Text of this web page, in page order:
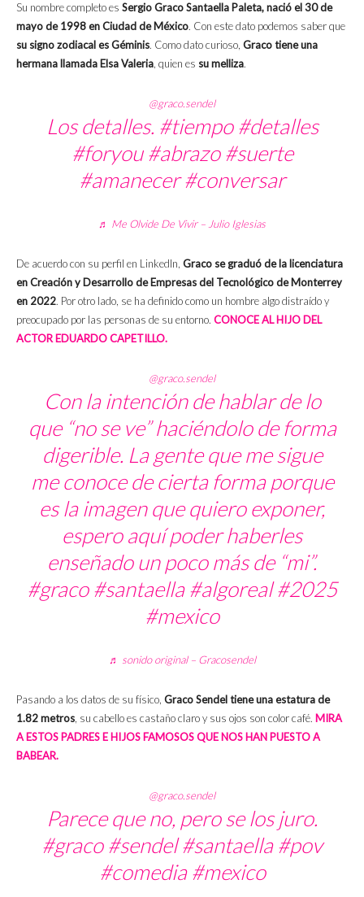
Su nombre completo es Sergio Graco Santaella Paleta, nació el 30 de
mayo de 1998 en Ciudad de México. Con este dato podemos saber que
su signo zodiacal es Géminis. Como dato curioso, Graco tiene una
hermana llamada Elsa Valeria, quien es su melliza.
@graco.sendel
Los detalles. #tiempo #detalles
#foryou #abrazo #suerte
#amanecer #conversar
♬ Me Olvide De Vivir – Julio Iglesias
De acuerdo con su perfil en LinkedIn, Graco se graduó de la licenciatura
en Creación y Desarrollo de Empresas del Tecnológico de Monterrey
en 2022. Por otro lado, se ha definido como un hombre algo distraído y
preocupado por las personas de su entorno. CONOCE AL HIJO DEL
ACTOR EDUARDO CAPETILLO.
@graco.sendel
Con la intención de hablar de lo
que “no se ve” haciéndolo de forma
digerible. La gente que me sigue
me conoce de cierta forma porque
es la imagen que quiero exponer,
espero aquí poder haberles
enseñado un poco más de “mi”.
#graco #santaella #algoreal #2025
#mexico
♬ sonido original – Gracosendel
Pasando a los datos de su físico, Graco Sendel tiene una estatura de
1.82 metros, su cabello es castaño claro y sus ojos son color café. MIRA
A ESTOS PADRES E HIJOS FAMOSOS QUE NOS HAN PUESTO A
BABEAR.
@graco.sendel
Parece que no, pero se los juro.
#graco #sendel #santaella #pov
#comedia #mexico